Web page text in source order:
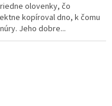
olovenky, čo
kopíroval dno, k čomu
Jeho dobre...